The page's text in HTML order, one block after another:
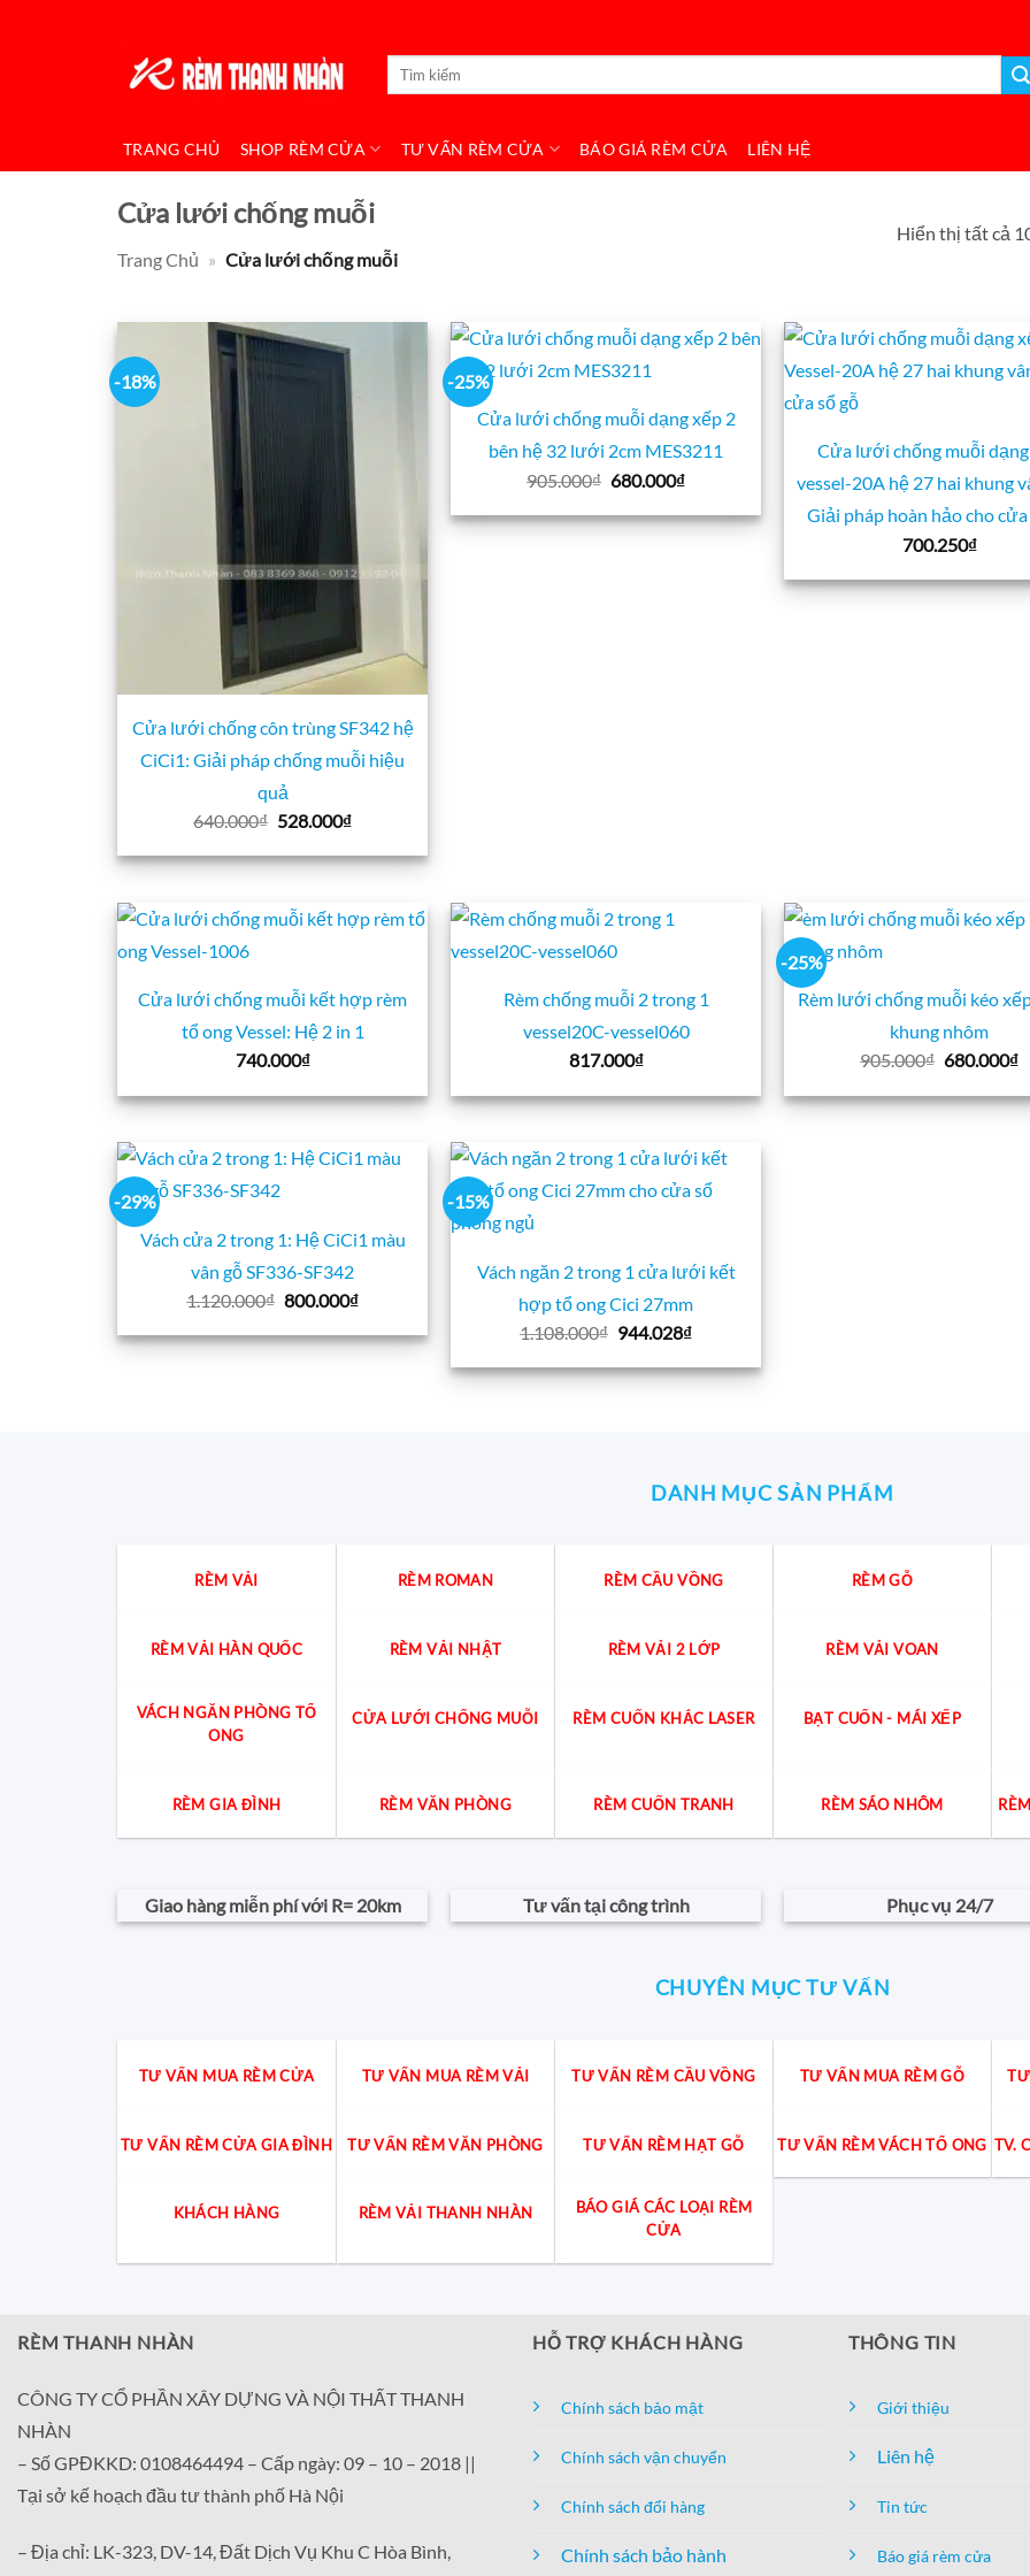
Tìm
kiếm:
TRANG CHỦ SHOP RÈM CỬA TƯ VẤN RÈM CỬA BÁO GIÁ RÈM CỬA LIÊN HỆ
Cửa lưới chống muỗi
Trang Chủ » Cửa lưới chống muỗi
Hiển thị tất cả
-18%
Cửa lưới chống côn trùng SF342 hệ
CiCi1: Giải pháp chống muỗi hiệu
quả
640.000₫ Giá
là:
640.000₫.
528.000₫Giá
tại
là:
-25%
Cửa lưới chống muỗi dạng xếp 2
bên hệ 32 lưới 2cm MES3211
905.000₫ Giá
là:
905.000₫.
680.000₫Giá
tại
là:
Cửa lưới chống muỗi
vessel-20A hệ 27 hai khung
Giải pháp hoàn hảo cho cửa
700.250₫
Cửa lưới chống muỗi kết hợp rèm
tổ ong Vessel: Hệ 2 in 1
740.000₫
Rèm chống muỗi 2 trong 1
vessel20C-vessel060
817.000₫
-25%
Rèm lưới chống muỗi kéo
khung nhôm
905.000₫ Giá
là:
905.000₫.
680.000₫
-29%
Vách cửa 2 trong 1: Hệ CiCi1 màu
vân gỗ SF336-SF342
1.120.000₫ Giá
là:
1.120.000₫.
800.000₫Giá
tại
là:
-15%
Vách ngăn 2 trong 1 cửa lưới kết
hợp tổ ong Cici 27mm
1.108.000₫ Giá
là:
1.108.000₫.
944.028₫Giá
tại
là:
DANH MỤC SẢN PHẨM
RÈM VẢI RÈM ROMAN RÈM CẦU VỒNG RÈM GỖ
RÈM VẢI HÀN QUỐC RÈM VẢI NHẬT RÈM VẢI 2 LỚP RÈM VẢI VOAN
VÁCH NGĂN PHÒNG TỔ
ONG
CỬA LƯỚI CHỐNG MUỖI RÈM CUỐN KHẮC LASER BẠT CUỐN - MÁI XẾP
RÈM GIA ĐÌNH RÈM VĂN PHÒNG RÈM CUỐN TRANH RÈM SÁO NHÔM
Giao hàng miễn phí với R= 20km Tư vấn tại công trình Phục vụ 24/7
CHUYÊN MỤC TƯ VẤN
TƯ VẤN MUA RÈM CỬA TƯ VẤN MUA RÈM VẢI TƯ VẤN RÈM CẦU VỒNG TƯ VẤN MUA RÈM GỖ
TƯ VẤN RÈM CỬA GIA ĐÌNH TƯ VẤN RÈM VĂN PHÒNG TƯ VẤN RÈM HẠT GỖ TƯ VẤN RÈM VÁCH TỔ ONG TV.
KHÁCH HÀNG RÈM VẢI THANH NHÀN
BÁO GIÁ CÁC LOẠI RÈM
CỬA
RÈM THANH NHÀN
CÔNG TY CỔ PHẦN XÂY DỰNG VÀ NỘI THẤT THANH
NHÀN
– Số GPĐKKD: 0108464494 – Cấp ngày: 09 – 10 – 2018 ||
Tại sở kế hoạch đầu tư thành phố Hà Nội
– Địa chỉ: LK-323, DV-14, Đất Dịch Vụ Khu C Hòa Bình,
HỖ TRỢ KHÁCH HÀNG
Chính sách bảo mật
Chính sách vận chuyển
Chính sách đổi hàng
Chính sách bảo hành
THÔNG TIN
Giới thiệu
Liên hệ
Tin tức
Báo giá rèm cửa